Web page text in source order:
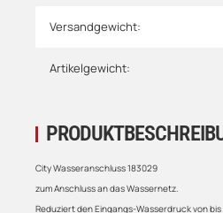
Versandgewicht:
Artikelgewicht:
City Wasseranschluss 183029
zum Anschluss an das Wassernetz.
Reduziert den Eingangs-Wasserdruck von